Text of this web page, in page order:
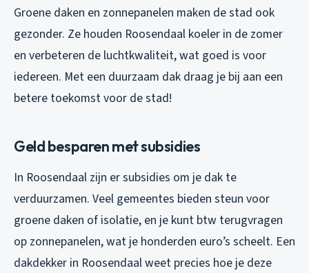
Groene daken en zonnepanelen maken de stad ook
gezonder. Ze houden Roosendaal koeler in de zomer
en verbeteren de luchtkwaliteit, wat goed is voor
iedereen. Met een duurzaam dak draag je bij aan een
betere toekomst voor de stad!
Geld besparen met subsidies
In Roosendaal zijn er subsidies om je dak te
verduurzamen. Veel gemeentes bieden steun voor
groene daken of isolatie, en je kunt btw terugvragen
op zonnepanelen, wat je honderden euro’s scheelt. Een
dakdekker in Roosendaal weet precies hoe je deze